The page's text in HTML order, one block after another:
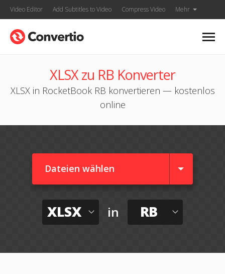
Video Editor Add Subtitles to Video Compress Video Mehr
XLSX zu RB Konverter
XLSX in RocketBook RB konvertieren — kostenlos
online
Dateien wählen
XLSX in RB